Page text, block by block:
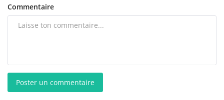
Commentaire
Poster un commentaire